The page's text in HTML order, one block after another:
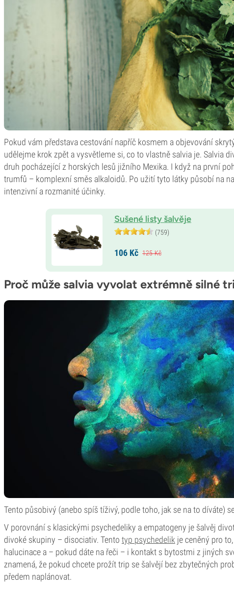
Pokud vám představa cestování napříč kosmem a objevování
udělejme krok zpět a vysvětleme si, co to vlastně salvia je. Salvia
druh pocházející z horských lesů jižního Mexika. I když na první
trumfů – komplexní směs alkaloidů. Po užití tyto látky působí na
intenzivní a rozmanité účinky.
Sušené listy šalvěje
(759)
106Kč 125Kč
Proč může salvia vyvolat extrémně silné
Tento působivý (anebo spíš tíživý, podle toho, jak se na to díváte)
V porovnání s klasickými psychedeliky a empatogeny je šalvěj
divoké skupiny – disociativ. Tento typ psychedelik je ceněný pro
halucinace a – pokud dáte na řeči – i kontakt s bytostmi z jiných
znamená, že pokud chcete prožít trip se šalvějí bez zbytečných
předem naplánovat.